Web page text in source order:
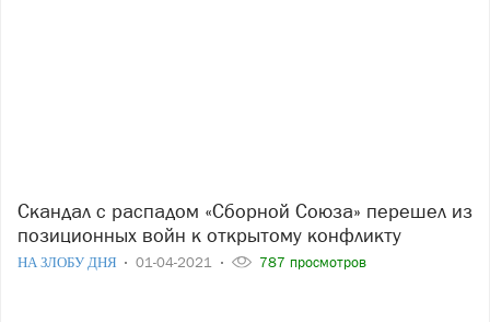
Скандал с распадом «Сборной Союза» перешел из
позиционных войн к открытому конфликту
НА ЗЛОБУ ДНЯ 01-04-2021 787 просмотров